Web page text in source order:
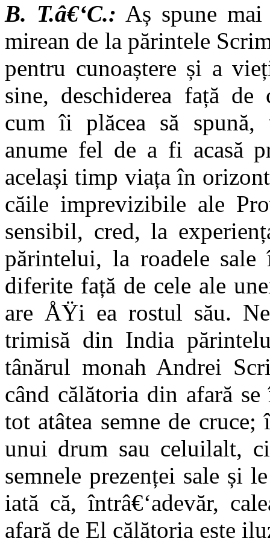
B. T.â€‘C.: Aș spune
mirean de la părintele
pentru cunoaștere și a
sine, deschiderea față de
cum îi plăcea să spună,
anume fel de a fi acasă
același timp viața în
căile imprevizibile ale
sensibil, cred, la
părintelui, la roadele
diferite față de cele ale
are ÅŸi ea rostul său.
trimisă din India
tânărul monah Andrei
când călătoria din afară
tot atâtea semne de
unui drum sau celuilalt,
semnele prezenței sale și
iată că, întrâ€‘adevăr,
afară de El călătoria este